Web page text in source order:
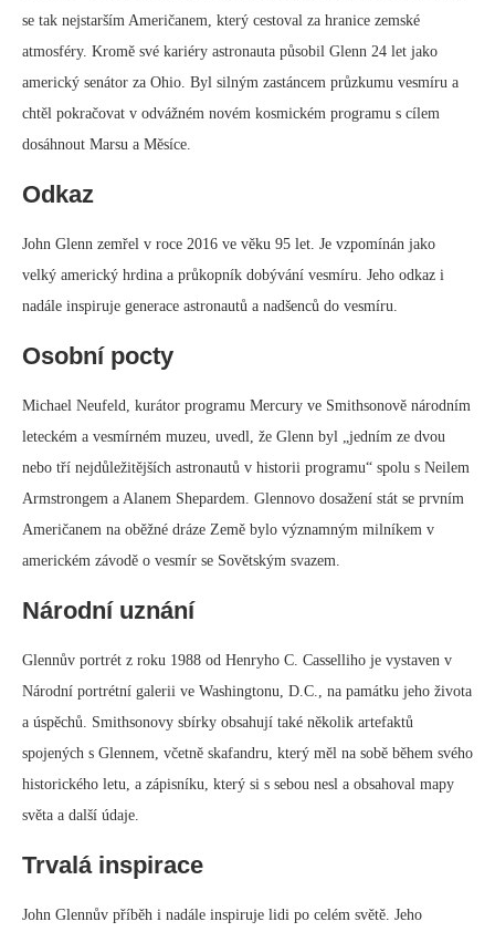
se tak nejstarším Američanem, který cestoval za hranice zemské
atmosféry. Kromě své kariéry astronauta působil Glenn 24 let jako
americký senátor za Ohio. Byl silným zastáncem průzkumu vesmíru a
chtěl pokračovat v odvážném novém kosmickém programu s cílem
dosáhnout Marsu a Měsíce.
Odkaz
John Glenn zemřel v roce 2016 ve věku 95 let. Je vzpomínán jako
velký americký hrdina a průkopník dobývání vesmíru. Jeho odkaz i
nadále inspiruje generace astronautů a nadšenců do vesmíru.
Osobní pocty
Michael Neufeld, kurátor programu Mercury ve Smithsonově národním
leteckém a vesmírném muzeu, uvedl, že Glenn byl „jedním ze dvou
nebo tří nejdůležitějších astronautů v historii programu“ spolu s Neilem
Armstrongem a Alanem Shepardem. Glennovo dosažení stát se prvním
Američanem na oběžné dráze Země bylo významným milníkem v
americkém závodě o vesmír se Sovětským svazem.
Národní uznání
Glennův portrét z roku 1988 od Henryho C. Casselliho je vystaven v
Národní portrétní galerii ve Washingtonu, D.C., na památku jeho života
a úspěchů. Smithsonovy sbírky obsahují také několik artefaktů
spojených s Glennem, včetně skafandru, který měl na sobě během svého
historického letu, a zápisníku, který si s sebou nesl a obsahoval mapy
světa a další údaje.
Trvalá inspirace
John Glennův příběh i nadále inspiruje lidi po celém světě. Jeho